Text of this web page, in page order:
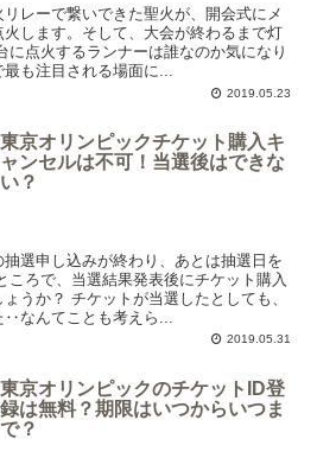
レーで繋いできた聖火が、開会式にメ
します。そして、大会が終わるまで灯
に点火するランナーは誰なのか気になり
も注目される場面に...
2019.05.23
東京オリンピックチケット購入キ
ャンセルは不可！当選後はできな
い？
選申し込みが終わり、あとは抽選日を
ころで、当選結果発表後にチケット購入
うか？ チケットが当選したとしても、
‥なんてことも考えら...
2019.05.31
東京オリンピックのチケットID登
録は無料？期限はいつからいつま
で？